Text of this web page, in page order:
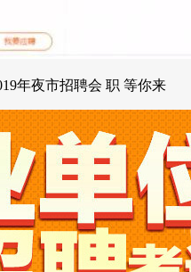
年夜市招聘会 职 等你来